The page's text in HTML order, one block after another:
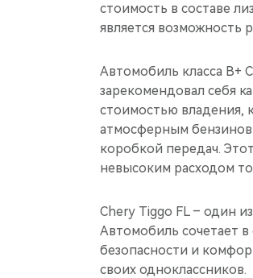
стоимость в составе
является возможность
Автомобиль класса B+
зарекомендовал себя
стоимостью владения,
атмосферным
коробкой передач.
невысоким расходом
Chery Tiggo FL – один
Автомобиль сочетает
безопасности и
своих одноклассников.